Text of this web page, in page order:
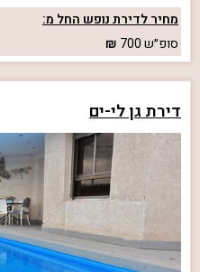
מחיר לדירת נופש החל מ:
סופ״ש700
דירת גן לי-ים